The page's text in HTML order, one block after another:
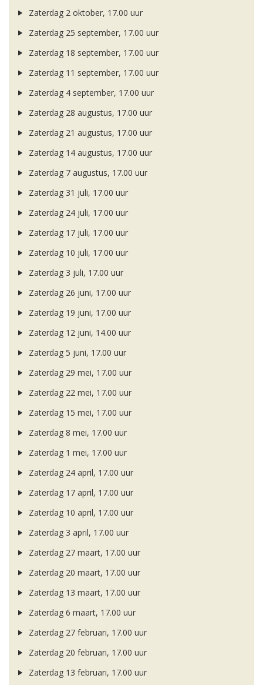
Zaterdag 2 oktober, 17.00 uur
Zaterdag 25 september, 17.00 uur
Zaterdag 18 september, 17.00 uur
Zaterdag 11 september, 17.00 uur
Zaterdag 4 september, 17.00 uur
Zaterdag 28 augustus, 17.00 uur
Zaterdag 21 augustus, 17.00 uur
Zaterdag 14 augustus, 17.00 uur
Zaterdag 7 augustus, 17.00 uur
Zaterdag 31 juli, 17.00 uur
Zaterdag 24 juli, 17.00 uur
Zaterdag 17 juli, 17.00 uur
Zaterdag 10 juli, 17.00 uur
Zaterdag 3 juli, 17.00 uur
Zaterdag 26 juni, 17.00 uur
Zaterdag 19 juni, 17.00 uur
Zaterdag 12 juni, 14.00 uur
Zaterdag 5 juni, 17.00 uur
Zaterdag 29 mei, 17.00 uur
Zaterdag 22 mei, 17.00 uur
Zaterdag 15 mei, 17.00 uur
Zaterdag 8 mei, 17.00 uur
Zaterdag 1 mei, 17.00 uur
Zaterdag 24 april, 17.00 uur
Zaterdag 17 april, 17.00 uur
Zaterdag 10 april, 17.00 uur
Zaterdag 3 april, 17.00 uur
Zaterdag 27 maart, 17.00 uur
Zaterdag 20 maart, 17.00 uur
Zaterdag 13 maart, 17.00 uur
Zaterdag 6 maart, 17.00 uur
Zaterdag 27 februari, 17.00 uur
Zaterdag 20 februari, 17.00 uur
Zaterdag 13 februari, 17.00 uur